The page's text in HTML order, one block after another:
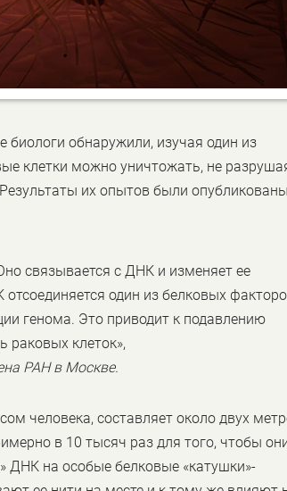
биологи обнаружили, изучая один из
клетки можно уничтожать, не
их опытов были
связывается с ДНК и изменяет ее
один из белковых
генома. Это приводит к подавлению
раковых клеток»,
РАН в Москве.
человека, составляет около двух
в 10 тысяч раз для того, чтобы
ДНК на особые белковые «катушки»-